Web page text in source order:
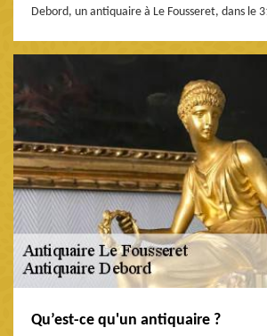
Debord, un antiquaire à Le Fousseret, dans le
Qu’est-ce qu'un antiquaire ?